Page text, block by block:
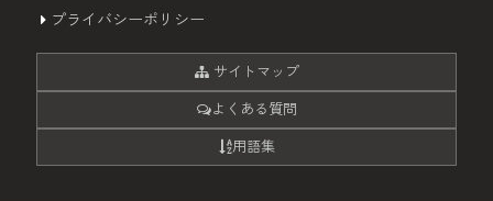
プライバシーポリシー
サイトマップ
よくある質問
用語集